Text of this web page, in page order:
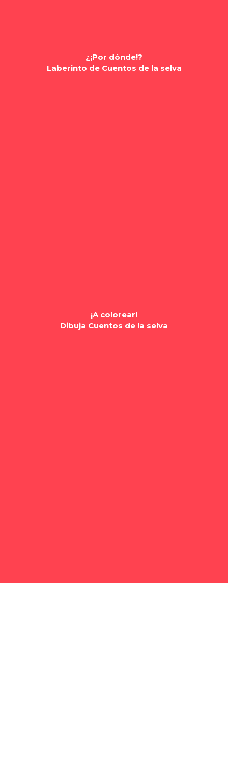
¿¡Por dónde!?
Laberinto de Cuentos de la selva
¡A colorear!
Dibuja Cuentos de la selva